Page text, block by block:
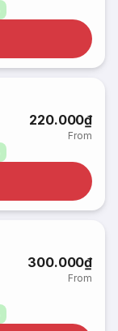
220.000₫
From
300.000₫
From